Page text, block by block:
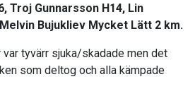
Troj Gunnarsson H14, Lin
Bujukliev Mycket Lätt 2 km.
tyvärr sjuka/skadade men det
som deltog och alla kämpade